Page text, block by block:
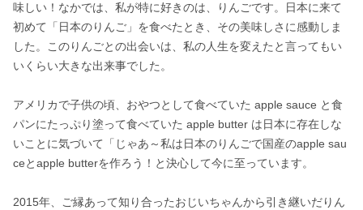
味しい！なかでは、私が特に好きのは、りんごです。日本に来て
初めて「日本のりんご」を食べたとき、その美味しさに感動しま
した。このりんごとの出会いは、私の人生を変えたと言ってもい
いくらい大きな出来事でした。
アメリカで子供の頃、おやつとして食べていた apple sauce と食
パンにたっぷり塗って食べていた apple butter は日本に存在しな
いことに気づいて「じゃあ～私は日本のりんごで国産のapple sau
ceとapple butterを作ろう！と決心して今に至っています。
2015年、ご縁あって知り合ったおじいちゃんから引き継いだりん